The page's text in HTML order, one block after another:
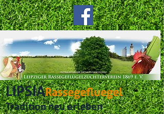
LIPSIARassegefluegel
Tradition neu erleben